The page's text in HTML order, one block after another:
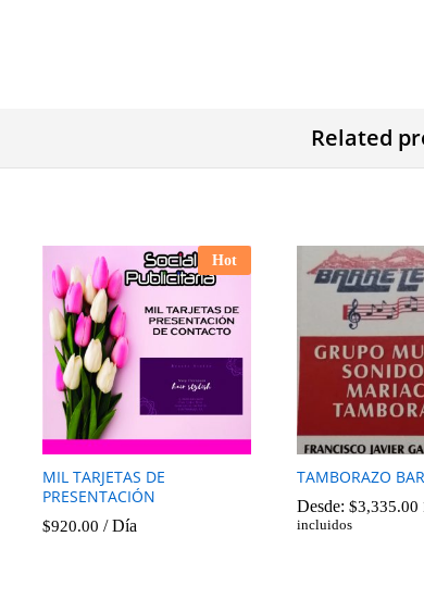
Related
Hot
MIL TARJETAS DE
PRESENTACIÓN
$920.00 / Día
TAMBORAZO
Desde: $3,335.00
incluidos